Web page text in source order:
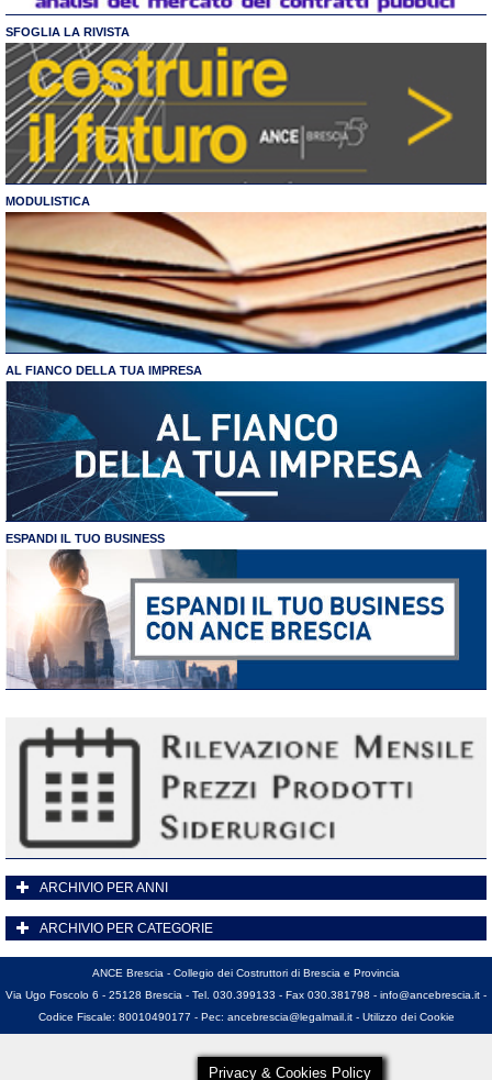
SFOGLIA LA RIVISTA
MODULISTICA
AL FIANCO DELLA TUA IMPRESA
ESPANDI IL TUO BUSINESS
ARCHIVIO PER ANNI
ARCHIVIO PER CATEGORIE
ANCE Brescia - Collegio dei Costruttori di Brescia e Provincia
Via Ugo Foscolo 6 - 25128 Brescia - Tel. 030.399133 - Fax 030.381798 - info@ancebrescia.it -
Codice Fiscale: 80010490177 - Pec: ancebrescia@legalmail.it- Utilizzo dei Cookie
Privacy & Cookies Policy